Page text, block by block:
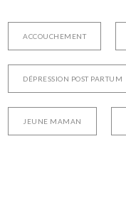
ACCOUCHEMENT
DÉPRESSION POST PARTUM
JEUNE MAMAN